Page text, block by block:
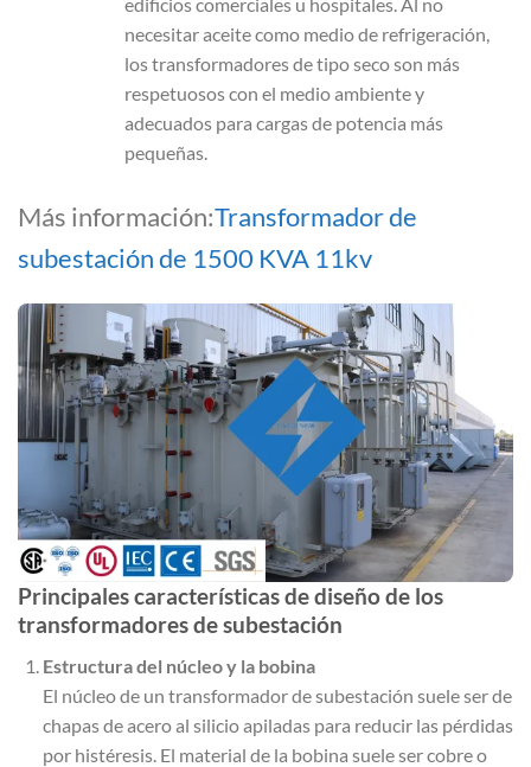
necesitar aceite como medio de refrigeración,
los transformadores de tipo seco son más
respetuosos con el medio ambiente y
adecuados para cargas de potencia más
pequeñas.
Más información:Transformador de
subestación de 1500 KVA 11kv
Principales características de diseño de los
transformadores de subestación
Estructura del núcleo y la bobina
El núcleo de un transformador de subestación suele ser de
chapas de acero al silicio apiladas para reducir las pérdidas
por histéresis. El material de la bobina suele ser cobre o